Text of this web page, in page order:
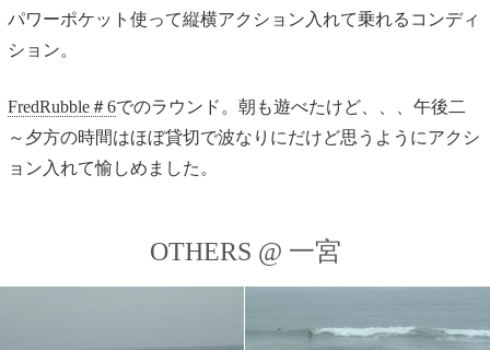
パワーポケット使って縦横アクション入れて乗れるコンディ
ション。
FredRubble＃6でのラウンド。朝も遊べたけど、、、午後二
～夕方の時間はほぼ貸切で波なりにだけど思うようにアクシ
ョン入れて愉しめました。
OTHERS @ 一宮